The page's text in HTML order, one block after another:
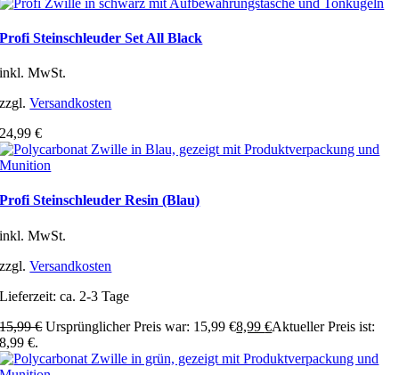
Profi Steinschleuder Set All Black
inkl. MwSt.
zzgl.Versandkosten
24,99€
Profi Steinschleuder Resin (Blau)
inkl. MwSt.
zzgl.Versandkosten
Lieferzeit:ca. 2-3 Tage
15,99€ Ursprünglicher Preis war: 15,99 €8,99€Aktueller Preis ist:
8,99 €.